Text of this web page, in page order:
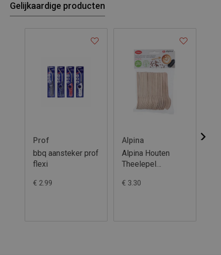
Gelijkaardige producten
Prof
bbq aansteker prof
flexi
€ 2.99
Alpina
Alpina Houten
Theelepel
€ 3.30